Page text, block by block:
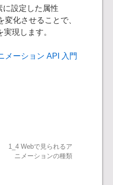
設定した属性
変化させることで、
現します。
メーション API 入門
1_4 Webで見られるア
ニメーションの種類